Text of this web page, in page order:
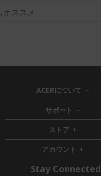
オススメ
ACERについて h
i
d
n
サポート
h
i
d
d
e
n
ストア h
i
d
d
e
アカウント
h
i
d
Stay Connected